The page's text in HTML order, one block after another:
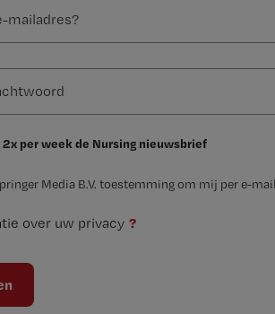
2x per week de Nursing nieuwsbrief
Media B.V. toestemming om mij per e-
over uw privacy ?